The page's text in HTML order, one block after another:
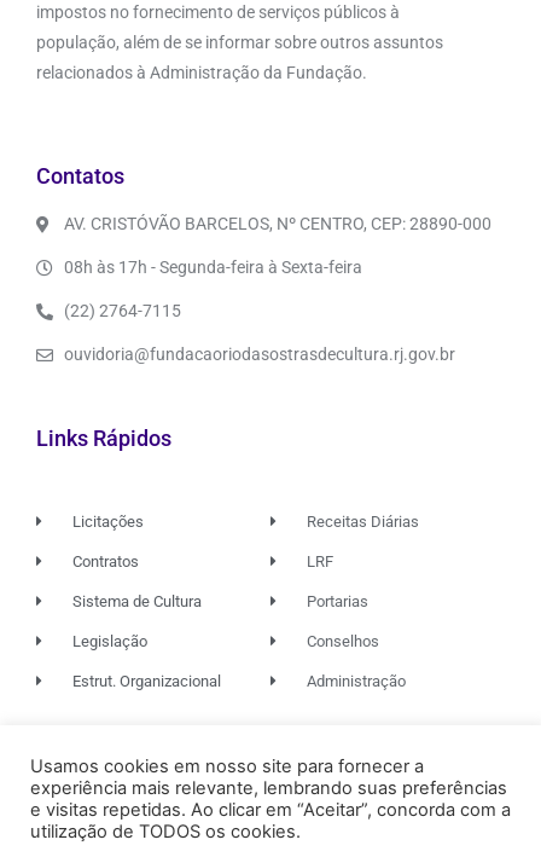
impostos no fornecimento de serviços públicos à
população, além de se informar sobre outros assuntos
relacionados à Administração da Fundação.
Contatos
AV. CRISTÓVÃO BARCELOS, Nº CENTRO, CEP: 28890-000
08h às 17h - Segunda-feira à Sexta-feira
(22) 2764-7115
ouvidoria@fundacaoriodasostrasdecultura.rj.gov.br
Links Rápidos
Licitações
Contratos
Sistema de Cultura
Legislação
Estrut. Organizacional
Receitas Diárias
LRF
Portarias
Conselhos
Administração
© 2026. TODOS OS DIREITOS RESERVADOS.
Usamos cookies em nosso site para fornecer a
experiência mais relevante, lembrando suas preferências
e visitas repetidas. Ao clicar em “Aceitar”, concorda com a
utilização de TODOS os cookies.